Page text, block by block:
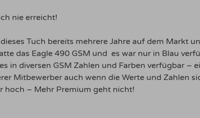
nie erreicht!
Tuch bereits mehrere Jahre auf dem Markt
das Eagle 490 GSM und es war nur in Blau
in diversen GSM Zahlen und Farben verfügbar –
Mitbewerber auch wenn die Werte und Zahlen
hoch – Mehr Premium geht nicht!